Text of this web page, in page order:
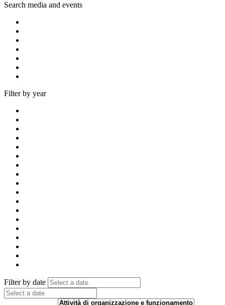
Search media and events
Filter by year
Filter by date